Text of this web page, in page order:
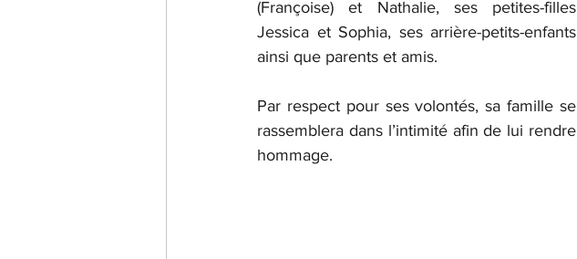
(Françoise) et Nathalie, ses petites-filles
Jessica et Sophia, ses arrière-petits-enfants
ainsi que parents et amis.
Par respect pour ses volontés, sa famille se
rassemblera dans l’intimité afin de lui rendre
hommage.